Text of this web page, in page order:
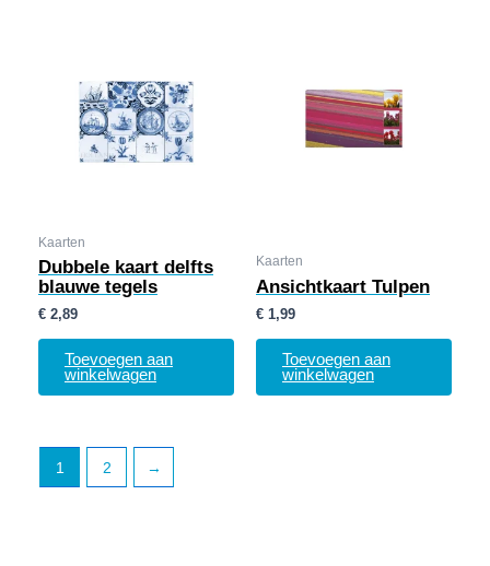
Kaarten
Dubbele kaart delfts
blauwe tegels
€ 2,89
Toevoegen aan
winkelwagen
Kaarten
Ansichtkaart Tulpen
€ 1,99
Toevoegen aan
winkelwagen
1 2 →